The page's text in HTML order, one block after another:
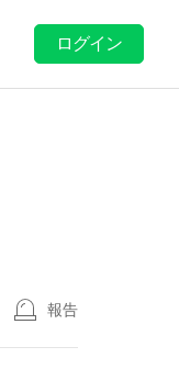
ログイン
報告